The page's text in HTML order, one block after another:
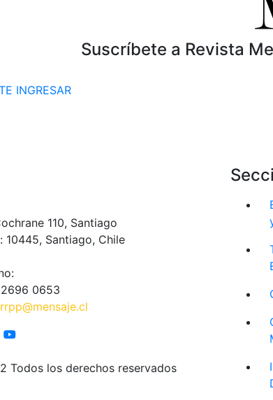
Suscríbete a Revista
INGRESAR
110, Santiago
10445, Santiago, Chile
0653
rrpp@mensaje.cl
Todos los derechos reservados